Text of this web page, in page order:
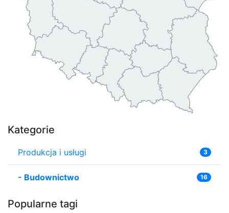
Kategorie
Produkcja i usługi 3
- Budownictwo 16
Popularne tagi